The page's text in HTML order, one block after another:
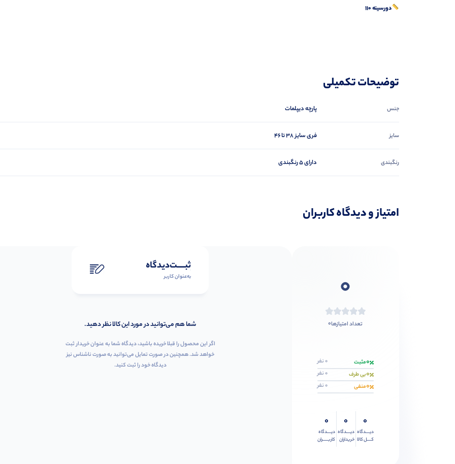
دورسینه ۱۱۰
توضیحات تکمیلی
جنس پارچه دیپلمات
سایز فری سایز 38 تا 46
رنگبندی دارای 5 رنگبندی
امتیاز و دیدگاه کاربران
0
تعداد امتیازها0
0مثبت 0 نفر
0بی طرف 0 نفر
0منفی 0 نفر
0
دیــــدگاه
کــــل کالا
0
دیــــدگاه
خریداران
0
دیــــدگاه
کاربـــــران
ثبـــــت‌دیدگاه
به‌عنوان کاربر
شما هم می‌توانید در مورد این کالا نظر دهید.
اگر این محصول را قبلا خریده باشید، دیدگاه شما به عنوان خریدار ثبت
خواهد شد. همچنین در صورت تمایل می‌توانید به صورت ناشناس نیز
دیدگاه خود را ثبت کنید.